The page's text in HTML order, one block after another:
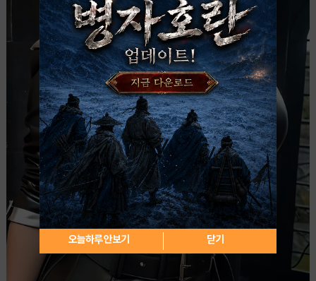
오늘하루 안보기 닫기